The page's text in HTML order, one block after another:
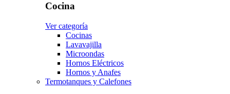
Cocina
Ver categoría
Cocinas
Lavavajilla
Microondas
Hornos Eléctricos
Hornos y Anafes
Termotanques y Calefones